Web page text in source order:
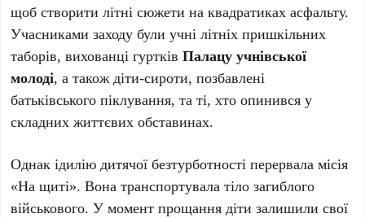
щоб створити літні сюжети на квадратиках асфальту.
Учасниками заходу були учні літніх пришкільних
таборів, вихованці гуртківПалацу учнівської
молоді, а також діти-сироти, позбавлені
батьківського піклування, та ті, хто опинився у
складних життєвих обставинах.
Однак ідилію дитячої безтурботності перервала місія
«На щиті». Вона транспортувала тіло загиблого
військового. У момент прощання діти залишили свої